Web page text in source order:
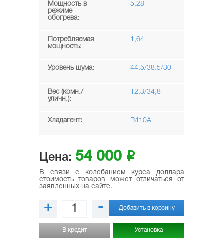
Мощность в
режиме
обогрева:
5,28
Потребляемая
мощность:
1,64
Уровень шума: 44.5/38.5/30
Вес (комн./
уличн.):
12,3/34,8
Хладагент: R410A
Цена: 54 000 i
В связи с колебанием курса доллара
стоимость товаров может отличаться от
заявленных на сайте.
+ - Добавить в корзину
В кредит Установка